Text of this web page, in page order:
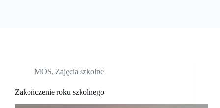
MOS, Zajęcia szkolne
Zakończenie roku szkolnego